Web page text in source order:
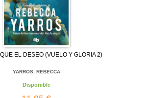
EL DESEO (VUELO Y GLORIA 2)
YARROS, REBECCA
Disponible